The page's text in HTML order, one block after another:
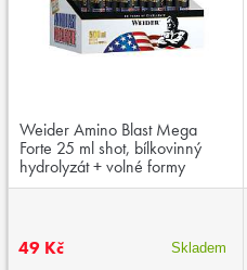
Weider Amino Blast Mega
Forte 25 ml shot, bílkovinný
hydrolyzát + volné formy
aminokyselin
49 Kč Skladem